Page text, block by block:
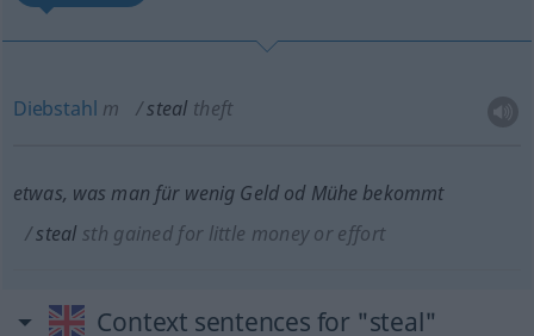
Diebstahl m steal theft
etwas, was man für wenig GeldodMühe bekommt
steal sth gained for little money or effort
Context sentences for "steal"